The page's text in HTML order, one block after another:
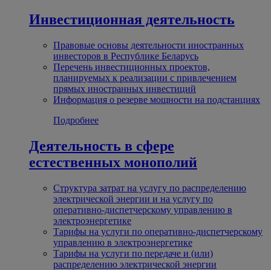
Инвестиционная деятельность
Правовые основы деятельности иностранных
инвесторов в Республике Беларусь
Перечень инвестиционных проектов,
планируемых к реализации с привлечением
прямых иностранных инвестиций
Информация о резерве мощности на подстанциях
Подробнее
Деятельность в сфере
естественных монополий
Структура затрат на услугу по распределению
электрической энергии и на услугу по
оперативно-диспетчерскому управлению в
электроэнергетике
Тарифы на услуги по оперативно-диспетчерскому
управлению в электроэнергетике
Тарифы на услуги по передаче и (или)
распределению электрической энергии